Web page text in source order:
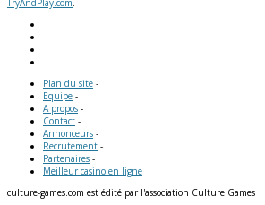
TryAndPlay.com.
Plan du site -
Equipe -
A propos -
Contact -
Annonceurs -
Recrutement -
Partenaires -
Meilleur casino en ligne
culture-games.com est édité par l'association Culture Games